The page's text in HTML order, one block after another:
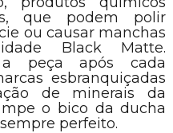
que podem polir
ou causar manchas
Black Matte.
a peça após cada
esbranquiçadas
de minerais da
o bico da ducha
perfeito.